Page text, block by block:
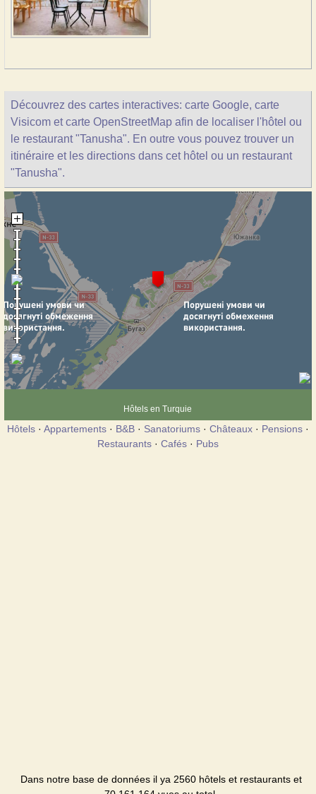
Découvrez des cartes interactives: carte Google, carte
Visicom et carte OpenStreetMap afin de localiser l'hôtel ou
le restaurant "Tanusha". En outre vous pouvez trouver un
itinéraire et les directions dans cet hôtel ou un restaurant
"Tanusha".
Hôtels en Turquie
Hôtels · Appartements · B&B · Sanatoriums · Châteaux · Pensions ·
Restaurants · Cafés · Pubs
Dans notre base de données il ya 2560 hôtels et restaurants et